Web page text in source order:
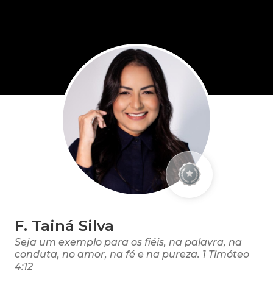
F. Tainá Silva
Seja um exemplo para os fiéis, na palavra, na
conduta, no amor, na fé e na pureza. 1 Timóteo
4:12